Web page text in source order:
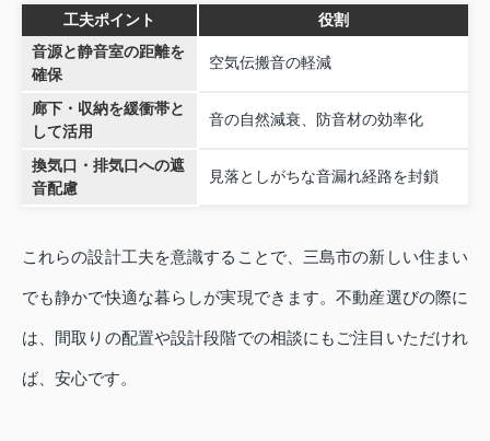
工夫ポイント
役割
音源と静音室の距離を
確保
空気伝搬音の軽減
廊下・収納を緩衝帯と
して活用
音の自然減衰、防音材の効率化
換気口・排気口への遮
音配慮
見落としがちな音漏れ経路を封鎖
これらの設計工夫を意識することで、三島市の新しい住まい
でも静かで快適な暮らしが実現できます。不動産選びの際に
は、間取りの配置や設計段階での相談にもご注目いただけれ
ば、安心です。